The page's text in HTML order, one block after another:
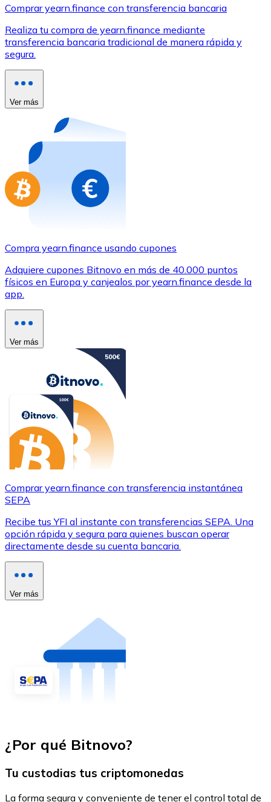
Tarjeta de crédito / débito
Utiliza tarjetas Visa y Mastercard para comprar
Comprar con tarjeta
Tienda - Tarjetas regalo
Nuevo
Compra tarjetas regalo de tus marcas favoritas con
Ir a la tienda de tarjetas regalo
Comprar yearn.finance con transferencia bancaria
Realiza tu compra de yearn.finance mediante
transferencia bancaria tradicional de manera rápida y
segura.
Ver más
Compra yearn.finance usando cupones
Adquiere cupones Bitnovo en más de 40.000 puntos
físicos en Europa y canjealos por yearn.finance desde la
app.
Ver más
Comprar yearn.finance con transferencia instantánea
SEPA
Recibe tus YFI al instante con transferencias SEPA. Una
opción rápida y segura para quienes buscan operar
directamente desde su cuenta bancaria.
Ver más
¿Por qué Bitnovo?
Tu custodias tus criptomonedas
La forma segura y conveniente de tener el control total de